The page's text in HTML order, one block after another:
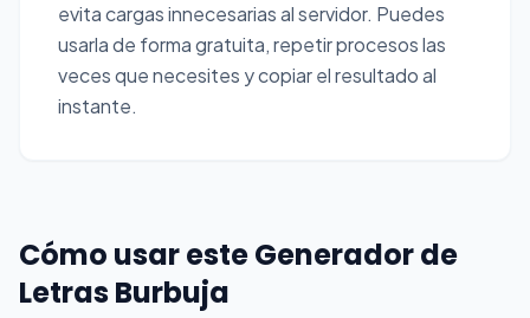
evita cargas innecesarias al servidor. Puedes
usarla de forma gratuita, repetir procesos las
veces que necesites y copiar el resultado al
instante.
Cómo usar este Generador de
Letras Burbuja